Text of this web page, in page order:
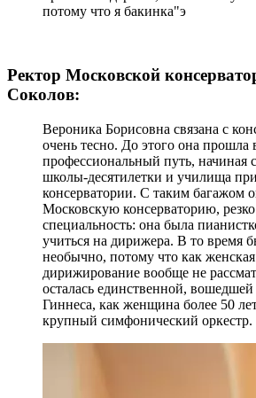
потому что я бакинка"э
Ректор Московской
Соколов:
Вероника Борисовна связана с
очень тесно. До этого она прошла
профессиональный путь, начиная
школы-десятилетки и училища
консерватории. С таким багажом
Московскую консерваторию,
специальность: она была
учиться на дирижера. В то время
необычно, потому что как
дирижирование вообще не
осталась единственной,
Гиннеса, как женщина более 50
крупный симфонический оркестр.